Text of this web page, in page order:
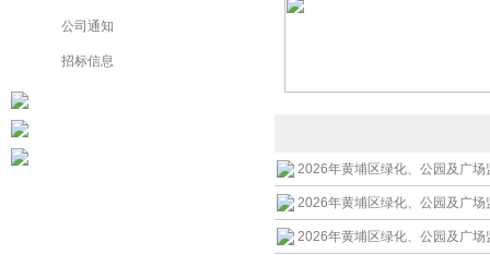
公司通知
招标信息
2026年黄埔区绿化、公园及广
2026年黄埔区绿化、公园及广
2026年黄埔区绿化、公园及广